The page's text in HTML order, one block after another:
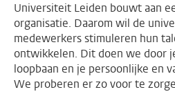
Universiteit Leiden bouwt aan
organisatie. Daarom wil de
medewerkers stimuleren hun
ontwikkelen. Dit doen we door
loopbaan en je persoonlijke en
We proberen er zo voor te